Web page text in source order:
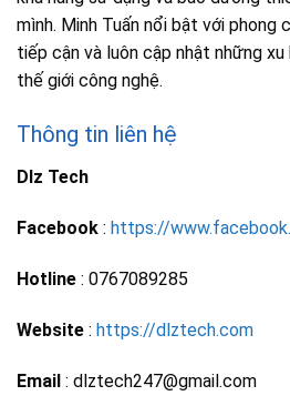
mình. Minh Tuấn nổi bật với phong
tiếp cận và luôn cập nhật những
thế giới công nghệ.
Thông tin liên hệ
Dlz Tech
Facebook : https://
Hotline : 0767089285
Website : https://dlztech.com
Email : dlztech247@gmail.com